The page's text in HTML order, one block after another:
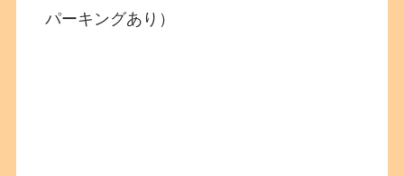
パーキングあり）